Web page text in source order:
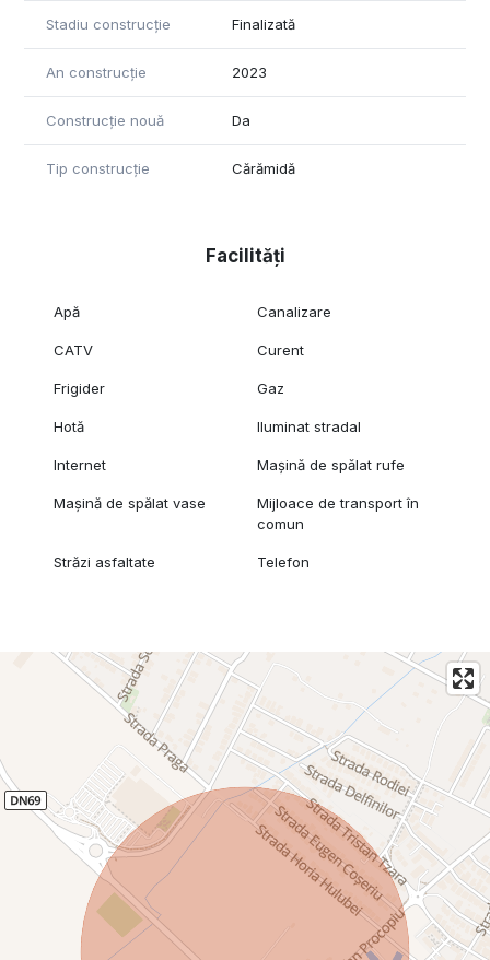
sistemelor eficiente de încălzire.
Pentru mai multe detalii, fotografii suplimentare sau pentru a
programa o vizionare vizitați pagina oficială a proprietății
Stadiu construcție Finalizată
An construcție 2023
Construcție nouă Da
Tip construcție Cărămidă
Facilități
Apă Canalizare
CATV Curent
Frigider Gaz
Hotă Iluminat stradal
Internet Mașină de spălat rufe
Mașină de spălat vase
Mijloace de transport în
comun
Străzi asfaltate Telefon